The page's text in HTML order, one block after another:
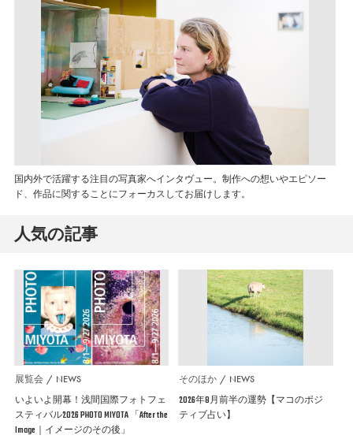
国内外で活躍する注目の写真家へインタヴュー。制作への想いやエピソー
ド、作品に関することにフォーカスしてお届けします。
人気の記事
展覧会 NEWS
いよいよ開幕！浅間国際フォトフェ
スティバル2026 PHOTO MIYOTA 「After the
Image｜イメージのその後」
そのほか NEWS
2026年8月前半の運勢【マコのポジ
ティブ占い】